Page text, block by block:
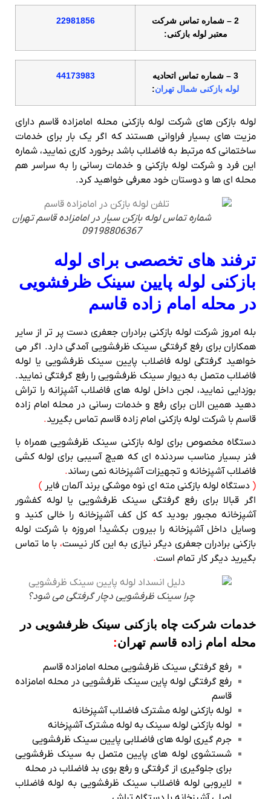
2 – شماره تماس شرکت
معتبر لوله بازکنی:
22981856
لوله بازکنی شمال تهران
44173983
لوله بازکن های شرکت لوله بازکنی محله امامزاده قاسم دارای
مزیت های بسیار فراوانی هستند که اگر یک بار برای خدمات
ساختمانی که مرتبط به فاضلاب باشد برخورد کاری نمایید، شماره
این فرد و شرکت لوله بازکنی و خدمات رسانی را به سراسر هم
محله ای ها و دوستان خود معرفی خواهید کرد.
شماره تماس لوله بازکن سیار در امامزاده قاسم تهران
09198806367
ترفند های تخصصی برای لوله
بازکنی لوله پایین سینک ظرفشویی
در محله امام زاده قاسم
بله امروز شرکت لوله بازکنی برادران جعفری دست پر تر از سایر
همکاران برای رفع گرفتگی سینک ظرفشویی آمدگی دارد. اگر می
خواهید گرفتگی لوله فاضلاب پایین سینک ظرفشویی یا لوله
فاضلاب متصل به دیوار سینک ظرفشویی را رفع گرفتگی نمایید.
بوزدایی نمایید، لجن داخل لوله های فاضلاب آشپزانه را تراش
دهید همین الان برای رفع و خدمات رسانی در محله امام زاده
قاسم با شرکت لوله بازکنی امام زاده قاسم تماس بگیرید.
دستگاه مخصوص برای لوله بازکنی سینک ظرفشویی همراه با
فنر بسیار مناسب سردنده ای که هیچ آسیبی برای لوله کشی
فاضلاب آشپزخانه و تجهیزات آشپزخانه نمی رساند.
دستگاه لوله بازکنی مته ای نوه موشکی برند آلمان فایر)
اگر قبالا برای رفع گرفتگی سینک ظرفشویی یا لوله کفشور
آشپزخانه مجبور بودید که کل کف آشپزخانه را خالی کنید و
وسایل داخل آشپزخانه را بیرون بکشید! امروزه با شرکت لوله
بازکنی برادران جعفری دیگر نیازی به این کار نیست،با ما تماس
بگیرید دیگر کار تمام است.
چرا سینک ظرفشویی دچار گرفتگی می شود؟
خدمات شرکت چاه بازکنی سینک ظرفشویی در
محله امام زاده قاسم تهران :
رفع گرفتگی سینک ظرفشویی محله امامزاده قاسم
رفع گرفتگی لوله پاین سینک ظرفشویی در محله امامزاده
قاسم
لوله بازکنی لوله مشترک فاضلاب آشپزخانه
لوله بازکنی لوله سینک به لوله مشترک آشپزخانه
جرم گیری لوله های فاضلابی پایین سینک ظرفشویی
شستشوی لوله های پایین متصل به سینک ظرفشویی
برای جلوگیری از گرفتگی و رفع بوی بد فاضلاب در محله
لایروبی لوله فاضلاب سینک ظرفشویی به لوله فاضلاب